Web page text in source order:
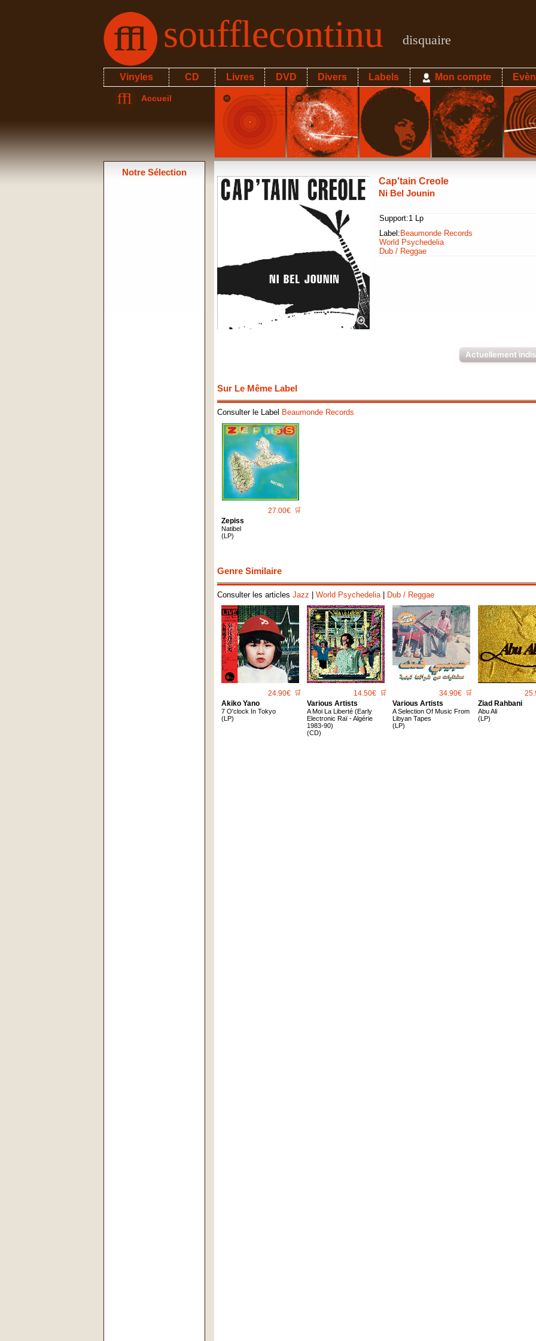
soufflecontinu disquaire
Vinyles CD Livres DVD Divers Labels Mon compte
Accueil
Notre Sélection
zoom_in
Cap'tain Creole
Ni Bel Jounin
Support:1 Lp
Label: Beaumonde Records
World Psychedelia
Dub / Reggae
Actuellement
Sur Le Même Label
Consulter le Label Beaumonde Records
27.00€ 🛒
Zepiss
Natibel
(LP)
Genre Similaire
Consulter les articles Jazz | World Psychedelia| Dub / Reggae
24.90€ 🛒
Akiko Yano
7 O'clock In Tokyo
(LP)
14.50€ 🛒
Various Artists
A Moi La Liberté (Early
Electronic Raï - Algérie
1983-90)
(CD)
34.90€ 🛒
Various Artists
A Selection Of Music From
Libyan Tapes
(LP)
Ziad Rahbani
Abu Ali
(LP)